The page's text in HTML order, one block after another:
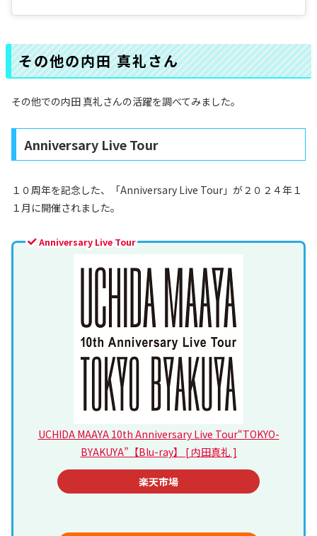
その他の内田 真礼さん
その他での内田 真礼さんの活躍を調べてみました。
Anniversary Live Tour
１０周年を記念した、「Anniversary Live Tour」が２０２４年１
１月に開催されました。
Anniversary Live Tour
UCHIDA MAAYA 10th Anniversary Live Tour“TOKYO-
BYAKUYA”【Blu-ray】 [ 内田真礼 ]
楽天市場